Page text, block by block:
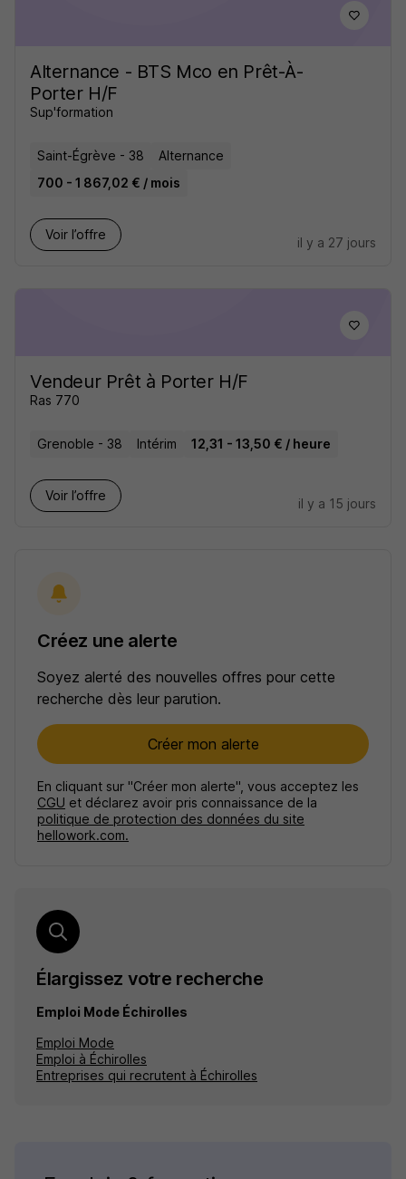
Alternance - BTS Mco en Prêt-À-
Porter H/F
Sup'formation
Saint-Égrève - 38
Alternance
700 - 1 867,02 € / mois
Voir l’offre
il y a 27 jours
Vendeur Prêt à Porter H/F
Ras 770
Grenoble - 38 Intérim 12,31 - 13,50 € / heure
Voir l’offre
il y a 15 jours
Créez une alerte
Soyez alerté des nouvelles offres pour cette
recherche dès leur parution.
Créer mon alerte
En cliquant sur "Créer mon alerte", vous acceptez les
CGU et déclarez avoir pris connaissance de la
politique de protection des données du site
hellowork.com.
Élargissez votre recherche
Emploi Mode Échirolles
Emploi Mode
Emploi à Échirolles
Entreprises qui recrutent à Échirolles